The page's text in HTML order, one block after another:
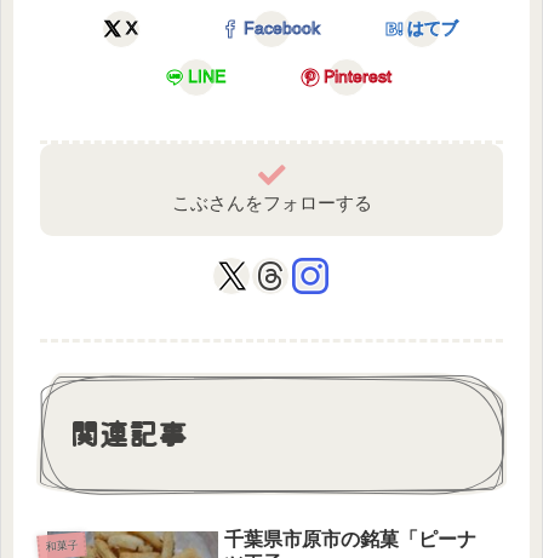
X Facebook はてブ
LINE Pinterest
こぶさんをフォローする
関連記事
和菓子
千葉県市原市の銘菓「ピーナ